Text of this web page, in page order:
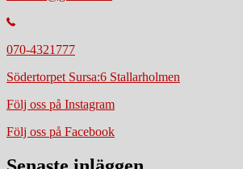
070-4321777
Södertorpet Sursa:6 Stallarholmen
Följ oss på Instagram
Följ oss på Facebook